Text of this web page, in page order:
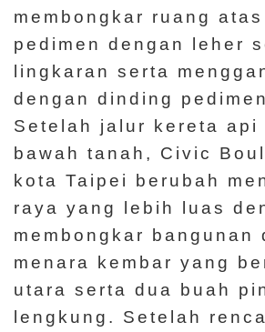
membongkar ruang
pedimen dengan leher
lingkaran serta
dengan dinding
Setelah jalur kereta api
bawah tanah, Civic
kota Taipei berubah
raya yang lebih luas
membongkar bangunan
menara kembar yang
utara serta dua buah
lengkung. Setelah